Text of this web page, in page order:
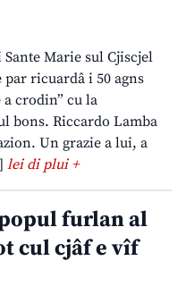
Marie sul Cjiscjel
ricuardâ i 50 agns
crodin” cu la
bons. Riccardo Lamba
Un grazie a lui, a
lei di plui +
furlan al
cul cjâf e vîf